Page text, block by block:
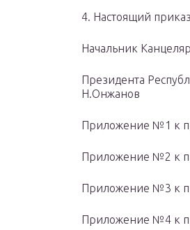
4. Настоящий
Начальник
Н.Онжанов
Приложение №1 к
Приложение №2 к
Приложение №3 к
Приложение №4 к